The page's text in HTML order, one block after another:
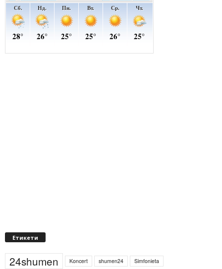
Етикети
24shumen Koncert shumen24
Simfonieta